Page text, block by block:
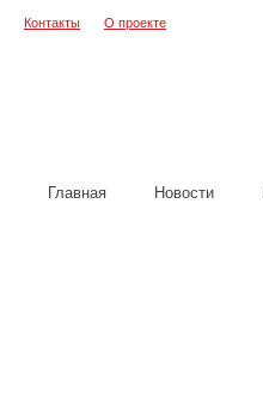
Контакты О проекте
Главная Новости